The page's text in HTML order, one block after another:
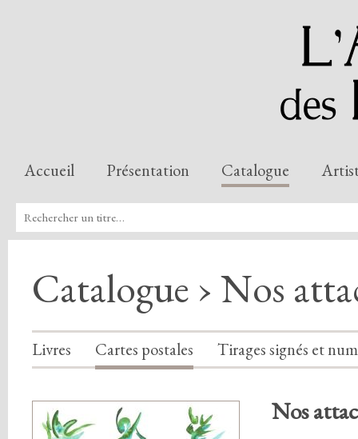
Accueil Présentation Catalogue
Catalogue › Nos
Livres Cartes postales Tirages signés et
Nos